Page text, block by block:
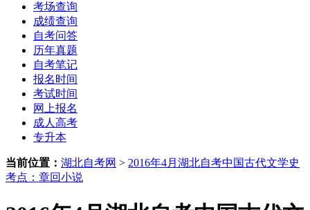
考场查询
成绩查询
自考问答
历年真题
自考笔记
报名时间
考试时间
网上报名
成人高考
专升本
当前位置： 湖北自考网 > 2016年4月湖北自考中国古代文学史
考点：章回小说